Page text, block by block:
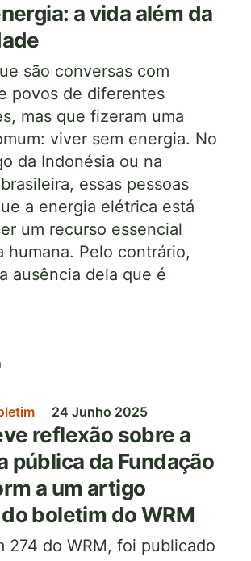
a vida além da
são conversas com
povos de diferentes
mas que fizeram uma
viver sem energia. No
da Indonésia ou na
essas pessoas
a energia elétrica está
um recurso essencial
humana. Pelo contrário,
ausência dela que é
24 Junho 2025
reflexão sobre a
pública da Fundação
a um artigo
boletim do WRM
274 do WRM, foi publicado